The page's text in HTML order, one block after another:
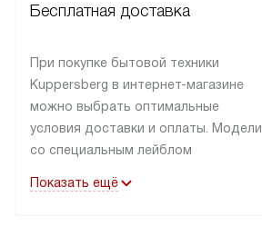
Бесплатная доставка
При покупке бытовой техники
Kuppersberg в интернет-магазине
можно выбрать оптимальные
условия доставки и оплаты. Модели
со специальным лейблом
в пределах МКАД до подъезда,
Показать ещё